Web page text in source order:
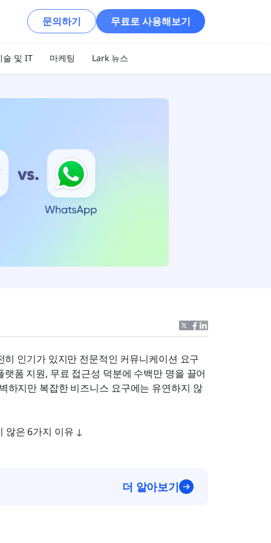
문의하기 무료로 사용해보기
술 및 IT 마케팅 Lark 뉴스
인기가 있지만 전문적인 커뮤니케이션 요구
폼 지원, 무료 접근성 덕분에 수백만 명을 끌어
하지만 복잡한 비즈니스 요구에는 유연하지 않
않은 6가지 이유 ↓
더 알아보기